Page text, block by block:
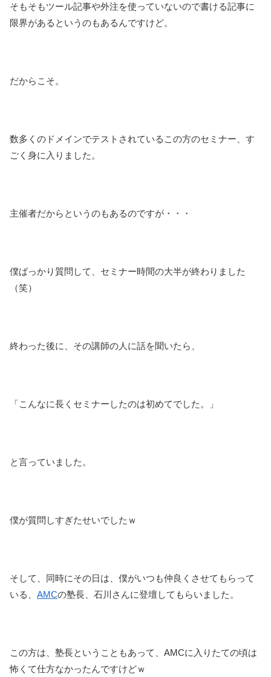
そもそもツール記事や外注を使っていないので書ける記事に
限界があるというのもあるんですけど。
だからこそ。
数多くのドメインでテストされているこの方のセミナー、す
ごく身に入りました。
主催者だからというのもあるのですが・・・
僕ばっかり質問して、セミナー時間の大半が終わりました
（笑）
終わった後に、その講師の人に話を聞いたら、
「こんなに長くセミナーしたのは初めてでした。」
と言っていました。
僕が質問しすぎたせいでしたｗ
そして、同時にその日は、僕がいつも仲良くさせてもらって
いる、 AMCの塾長、石川さんに登壇してもらいました。
この方は、塾長ということもあって、AMCに入りたての頃は
怖くて仕方なかったんですけどｗ